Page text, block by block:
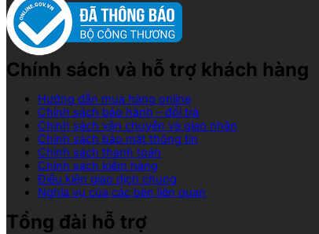
Chính sách và hỗ trợ khách hàng
Hướng dẫn mua hàng online
Chính sách bảo hành – đổi trả
Chính sách vận chuyển và giao nhận
Chính sách bảo mật thông tin
Chính sách thanh toán
Chính sách kiểm hàng
Điều kiện giao dịch chung
Nghĩa vụ của các bên liên quan
Tổng đài hỗ trợ